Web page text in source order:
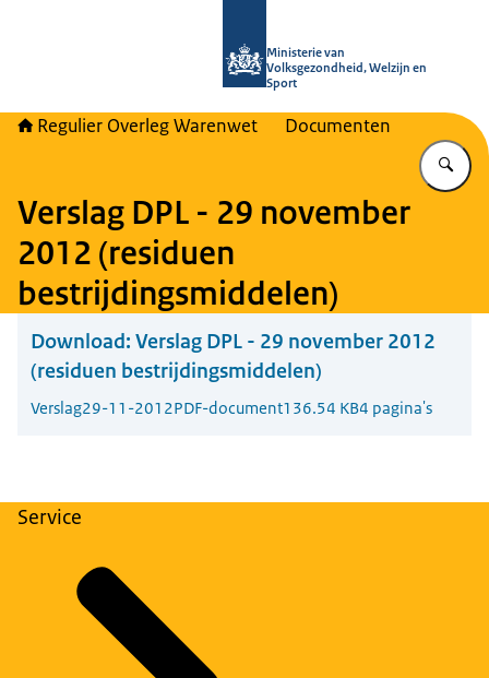
Ministerie van
Volksgezondheid, Welzijn en
Sport
Regulier Overleg Warenwet Documenten
Verslag DPL - 29 november
2012 (residuen
bestrijdingsmiddelen)
Download: Verslag DPL - 29 november 2012
(residuen bestrijdingsmiddelen)
Verslag29-11-2012PDF-document136.54 KB4 pagina's
Service